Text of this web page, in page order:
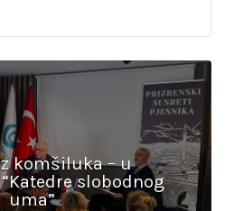
komšiluka – u
slobodnog
uma”